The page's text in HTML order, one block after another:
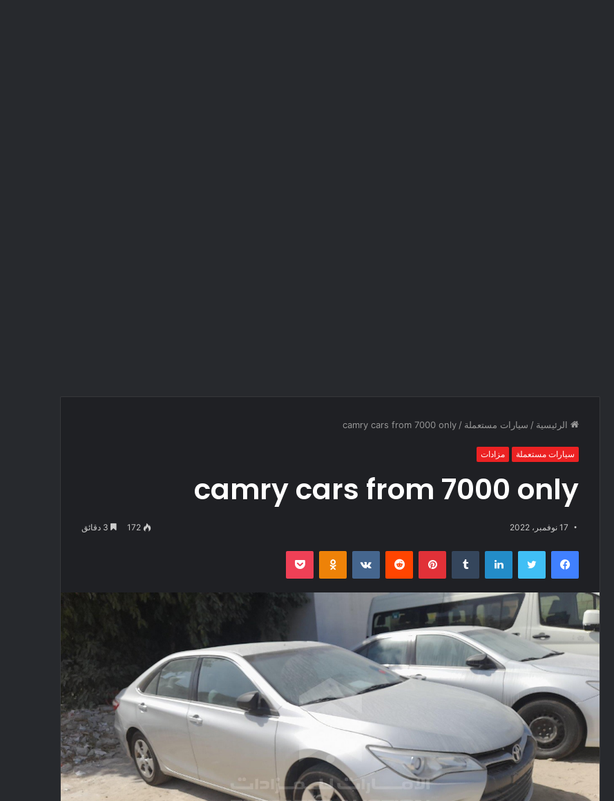
الرئيسية / سيارات مستعملة /
camry cars from 7000 only
سيارات مستعملة مزادات
camry cars from 7000 only
17 نوفمبر، 2022 172
فيسبوك لينكدإن بينتيريست